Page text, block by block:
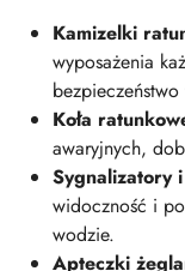
Kamizelki
wyposażenia
Koła
awaryjnych,
Sygnalizatory
widoczność i
wodzie.
Apteczki